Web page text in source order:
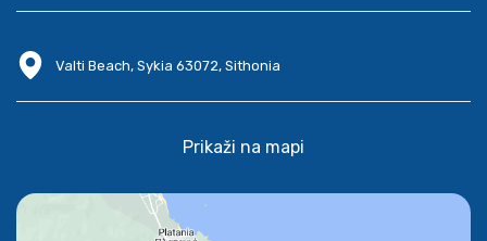
Valti Beach, Sykia 63072, Sithonia
Prikaži na mapi